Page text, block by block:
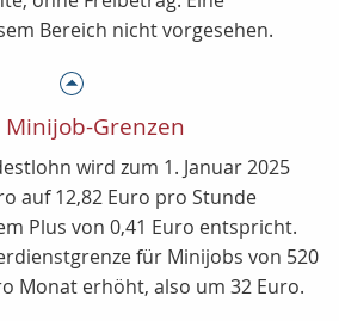
Bereich nicht vorgesehen.
Grenzen
wird zum 1. Januar 2025
auf 12,82 Euro pro Stunde
Plus von 0,41 Euro entspricht.
für Minijobs von 520
Monat erhöht, also um 32 Euro.